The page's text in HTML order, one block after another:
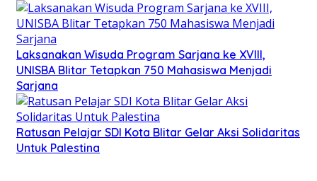
Laksanakan Wisuda Program Sarjana ke XVIII,
UNISBA Blitar Tetapkan 750 Mahasiswa Menjadi
Sarjana
Ratusan Pelajar SDI Kota Blitar Gelar Aksi Solidaritas
Untuk Palestina